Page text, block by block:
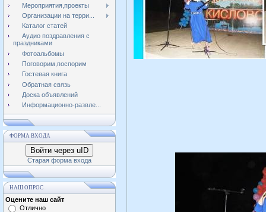
Мероприятия,проекты
Организации на терри...
Каталог статей
Аудио поздравления с
праздниками
Фотоальбомы
Поговорим,поспорим
Гостевая книга
Обратная связь
Доска объявлений
Информационно-развле...
ФОРМА ВХОДА
Войти через uID
Старая форма входа
НАШ ОПРОС
Оцените наш сайт
Отлично